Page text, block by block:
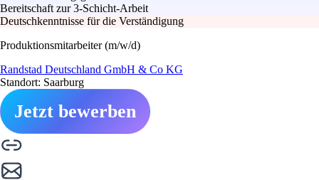
Bereitschaft zur 3-Schicht-Arbeit
Deutschkenntnisse für die Verständigung
Produktionsmitarbeiter (m/w/d)
Randstad Deutschland GmbH & Co KG
Standort: Saarburg
Jetzt bewerben